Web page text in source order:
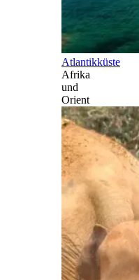
Atlantikküste
Afrika
und
Orient